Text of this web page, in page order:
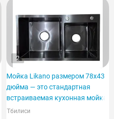
2
Мойка Likano размером 78x43
дюйма — это стандартная
встраиваемая кухонная мойка.
Тбилиси